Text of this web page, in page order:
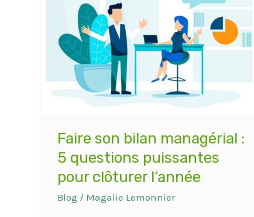
Faire son bilan managérial :
5 questions puissantes
pour clôturer l’année
Blog / Magalie Lemonnier
bilan
managérial
:
5
questions
puissantes
l’année